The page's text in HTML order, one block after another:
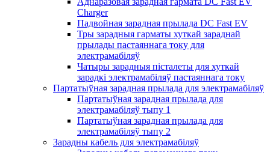
Charger
Падвойная зарадная прылада DC Fast EV
Тры зарадныя гарматы хуткай зараднай
прылады пастаяннага току для
электрамабіляў
Чатыры зарадныя пісталеты для хуткай
зарадкі электрамабіляў пастаяннага току
Партатыўная зарадная прылада для электрамабіляў
Партатыўная зарадная прылада для
электрамабіляў тыпу 1
Партатыўная зарадная прылада для
электрамабіляў тыпу 2
Зарадны кабель для электрамабіляў